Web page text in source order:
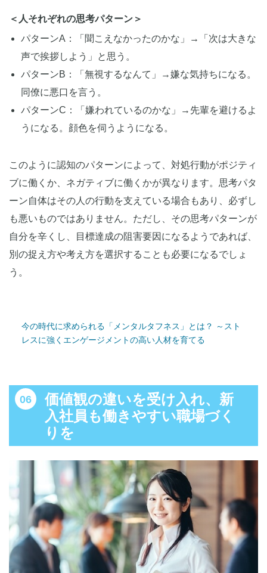
＜人それぞれの思考パターン＞
パターンA：「聞こえなかったのかな」→「次は大きな
声で挨拶しよう」と思う。
パターンB：「無視するなんて」→嫌な気持ちになる。
同僚に悪口を言う。
パターンC：「嫌われているのかな」→先輩を避けるよ
うになる。顔色を伺うようになる。
このように認知のパターンによって、対処行動がポジティ
ブに働くか、ネガティブに働くかが異なります。思考パタ
ーン自体はその人の行動を支えている場合もあり、必ずし
も悪いものではありません。ただし、その思考パターンが
自分を辛くし、目標達成の阻害要因になるようであれば、
別の捉え方や考え方を選択することも必要になるでしょ
う。
今の時代に求められる「メンタルタフネス」とは？ ～スト
レスに強くエンゲージメントの高い人材を育てる
価値観の違いを受け入れ、新
入社員も働きやすい職場づく
りを